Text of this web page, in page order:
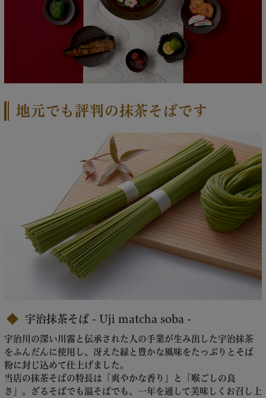
地元でも評判の抹茶そばです
宇治抹茶そば - Uji matcha soba -
宇治川の深い川霧と伝承された人の手業が生み出した宇治抹茶
をふんだんに使用し、冴えた緑と豊かな風味をたっぷりとそば
粉に封じ込めて仕上げました。
当店の抹茶そばの特長は「爽やかな香り」と「喉ごしの良
さ」。ざるそばでも温そばでも、一年を通して美味しくお召し上